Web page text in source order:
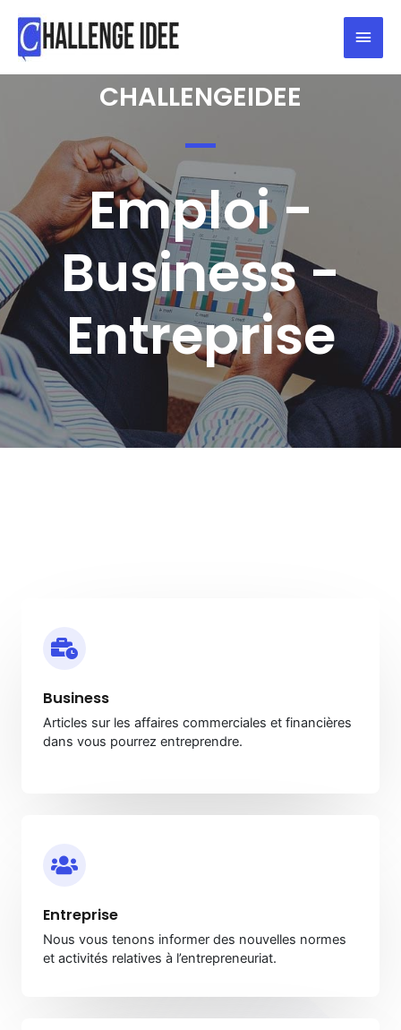
CHALLENGEIDEE
Emploi -
Business -
Entreprise
Business
Articles sur les affaires commerciales et financières
dans vous pourrez entreprendre.
Entreprise
Nous vous tenons informer des nouvelles normes
et activités relatives à l’entrepreneuriat.